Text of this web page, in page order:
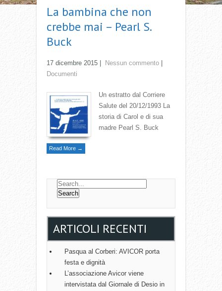
La bambina che non
crebbe mai – Pearl S.
Buck
17 dicembre 2015 Nessun commento
Documenti
Un estratto dal Corriere
Salute del 20/12/1993 La
storia di Carol e di sua
madre Pearl S. Buck
Read More →
ARTICOLI RECENTI
Pasqua al Corberi: AVICOR porta
festa e dignità
L’associazione Avicor viene
intervistata dal Giornale di Desio in